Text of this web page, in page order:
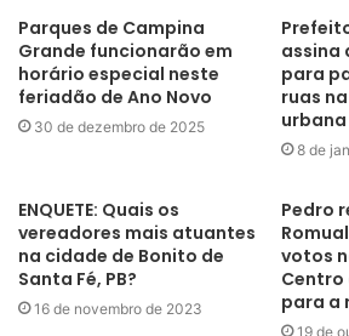
Marizópolis
Parques de Campina
Grande funcionarão em
horário especial neste
feriadão de Ano Novo
30 de dezembro de 2025
assina
para
ruas
urbana
8 de
ENQUETE: Quais os
vereadores mais atuantes
na cidade de Bonito de
Santa Fé, PB?
16 de novembro de 2023
Pedro
votos
Centro
para a
19 de